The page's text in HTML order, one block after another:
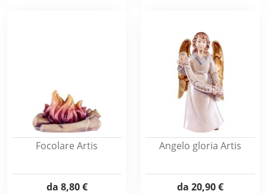
Focolare Artis
da 8,80 €
Angelo gloria Artis
da 20,90 €